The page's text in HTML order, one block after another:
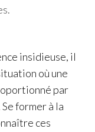
insidieuse, il
où une
par
former à la
ces